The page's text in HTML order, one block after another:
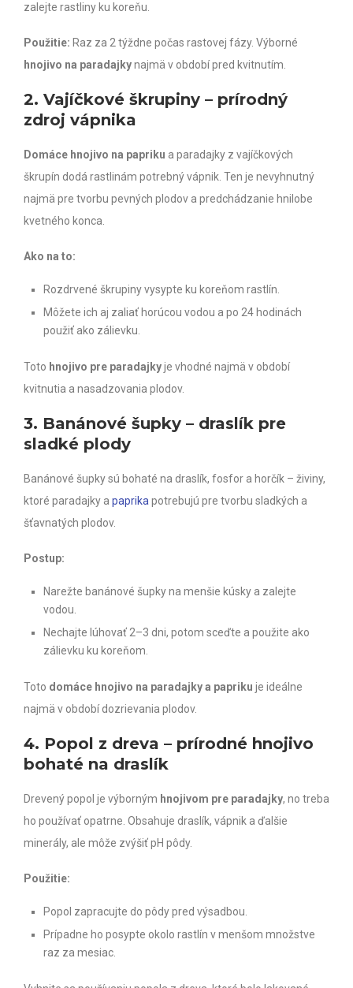
zalejte rastliny ku koreňu.
Použitie: Raz za 2 týždne počas rastovej fázy. Výborné
hnojivo na paradajkynajmä v období pred kvitnutím.
2. Vajíčkové škrupiny – prírodný
zdroj vápnika
Domáce hnojivo na papriku a paradajky z vajíčkových
škrupín dodá rastlinám potrebný vápnik. Ten je nevyhnutný
najmä pre tvorbu pevných plodov a predchádzanie hnilobe
kvetného konca.
Ako na to:
Rozdrvené škrupiny vysypte ku koreňom rastlín.
Môžete ich aj zaliať horúcou vodou a po 24 hodinách
použiť ako zálievku.
Toto hnojivo pre paradajkyje vhodné najmä v období
kvitnutia a nasadzovania plodov.
3. Banánové šupky – draslík pre
sladké plody
Banánové šupky sú bohaté na draslík, fosfor a horčík – živiny,
ktoré paradajky a paprika potrebujú pre tvorbu sladkých a
šťavnatých plodov.
Postup:
Narežte banánové šupky na menšie kúsky a zalejte
vodou.
Nechajte lúhovať 2–3 dni, potom sceďte a použite ako
zálievku ku koreňom.
Toto domáce hnojivo na paradajky a papriku je ideálne
najmä v období dozrievania plodov.
4. Popol z dreva – prírodné hnojivo
bohaté na draslík
Drevený popol je výborným hnojivom pre paradajky, no treba
ho používať opatrne. Obsahuje draslík, vápnik a ďalšie
minerály, ale môže zvýšiť pH pôdy.
Použitie:
Popol zapracujte do pôdy pred výsadbou.
Prípadne ho posypte okolo rastlín v menšom množstve
raz za mesiac.